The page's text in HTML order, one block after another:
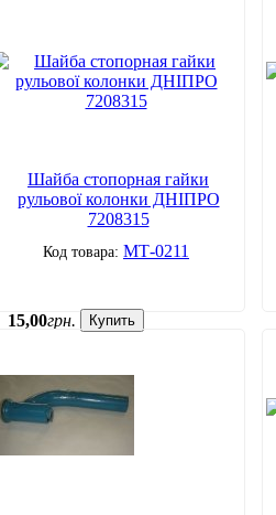
Шайба стопорная гайки
рульової колонки ДНІПРО
7208315
МТ-0211
15,00грн. Купить